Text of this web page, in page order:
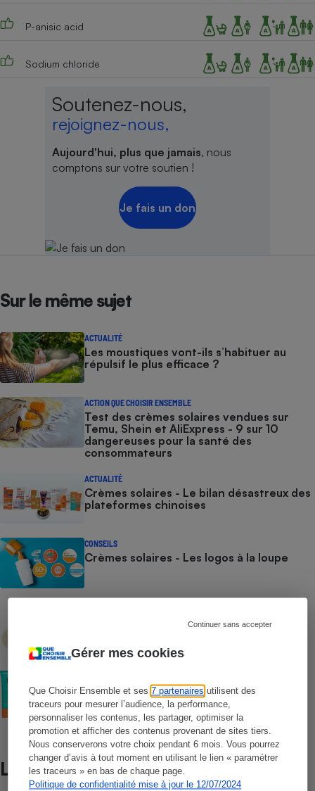
Gérer mes cookies
Que Choisir Ensemble et ses7 partenaires utilisent des
traceurs pour mesurer l’audience, la performance,
personnaliser les contenus, les partager, optimiser la
promotion et afficher des contenus provenant de sites tiers.
Nous conserverons votre choix pendant 6 mois. Vous pourrez
changer d’avis à tout moment en utilisant le lien « paramétrer
les traceurs » en bas de chaque page.
Politique de confidentialité mise à jour le 12/07/2024
Continuer sans accepter
P-anisic acid
Sodium chloride
Soutenez-nous,
rejoignez-nous,
Aujourd'hui, plus que jamais, nous
comptons sur votre soutien !
Je fais un don
Sur le même sujet
ACTUALITÉ
Les moustiques vont-ils s’habituer au
répulsif le plus efficace ?
ACTION QUE CHOISIR ENSEMBLE
Test des crèmes solaires vendues sur
Temu, Shein et AliExpress - 9 sur 10
dangereuses pour la santé des
consommateurs
ACTUALITÉ
Crèmes solaires - Le bilan désastreux des
plateformes chinoises
CONSEILS
Crèmes solaires - Les logos à la loupe
Crèmes solaires - Le protocole
Crèmes solaires visage - Le protocole
Lire aussi